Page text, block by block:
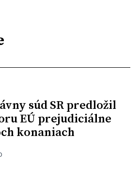
súd SR predložil
EÚ prejudiciálne
konaniach